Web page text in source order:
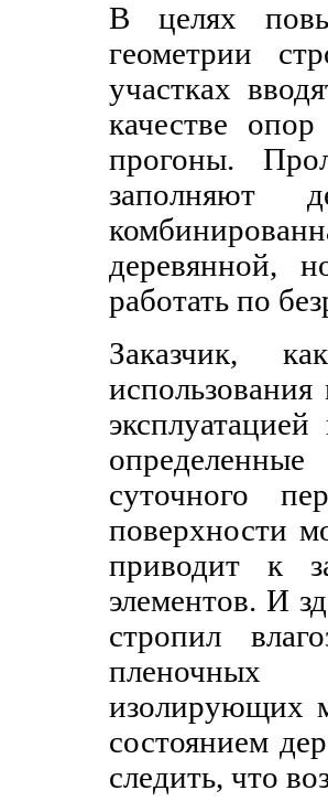
В целях
геометрии
участках
качестве
прогоны.
заполняют
деревянной,
работать по
Заказчик,
суточного
поверхности
приводит к
элементов. И
стропил
пленочных
изолирующих
состоянием
следить, что